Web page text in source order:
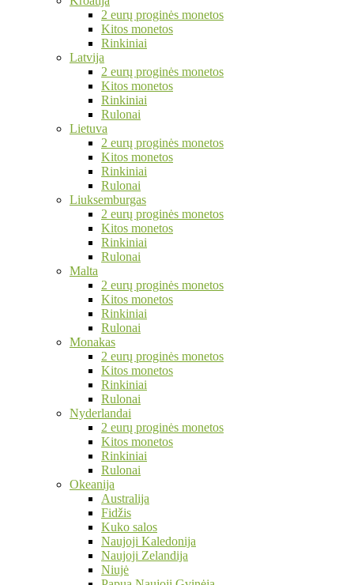
2 eurų proginės monetos
Kitos monetos
Rinkiniai
Latvija
2 eurų proginės monetos
Kitos monetos
Rinkiniai
Rulonai
Lietuva
2 eurų proginės monetos
Kitos monetos
Rinkiniai
Rulonai
Liuksemburgas
2 eurų proginės monetos
Kitos monetos
Rinkiniai
Rulonai
Malta
2 eurų proginės monetos
Kitos monetos
Rinkiniai
Rulonai
Monakas
2 eurų proginės monetos
Kitos monetos
Rinkiniai
Rulonai
Nyderlandai
2 eurų proginės monetos
Kitos monetos
Rinkiniai
Rulonai
Okeanija
Australija
Fidžis
Kuko salos
Naujoji Kaledonija
Naujoji Zelandija
Niujė